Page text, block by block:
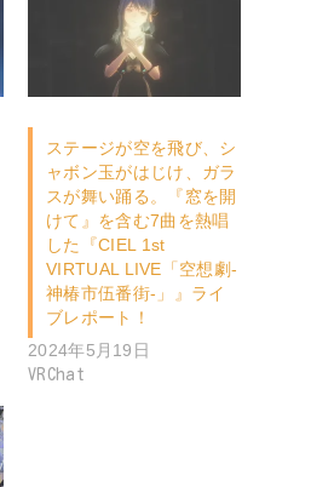
ステージが空を飛び、シ
ャボン玉がはじけ、ガラ
スが舞い踊る。『窓を開
けて』を含む7曲を熱唱
した『CIEL 1st
VIRTUAL LIVE「空想劇-
神椿市伍番街-」』ライ
ブレポート！
2024年5月19日
VRChat